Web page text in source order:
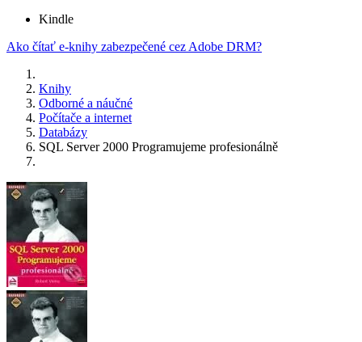
Kindle
Ako čítať e-knihy zabezpečené cez Adobe DRM?
Knihy
Odborné a náučné
Počítače a internet
Databázy
SQL Server 2000 Programujeme profesionálně